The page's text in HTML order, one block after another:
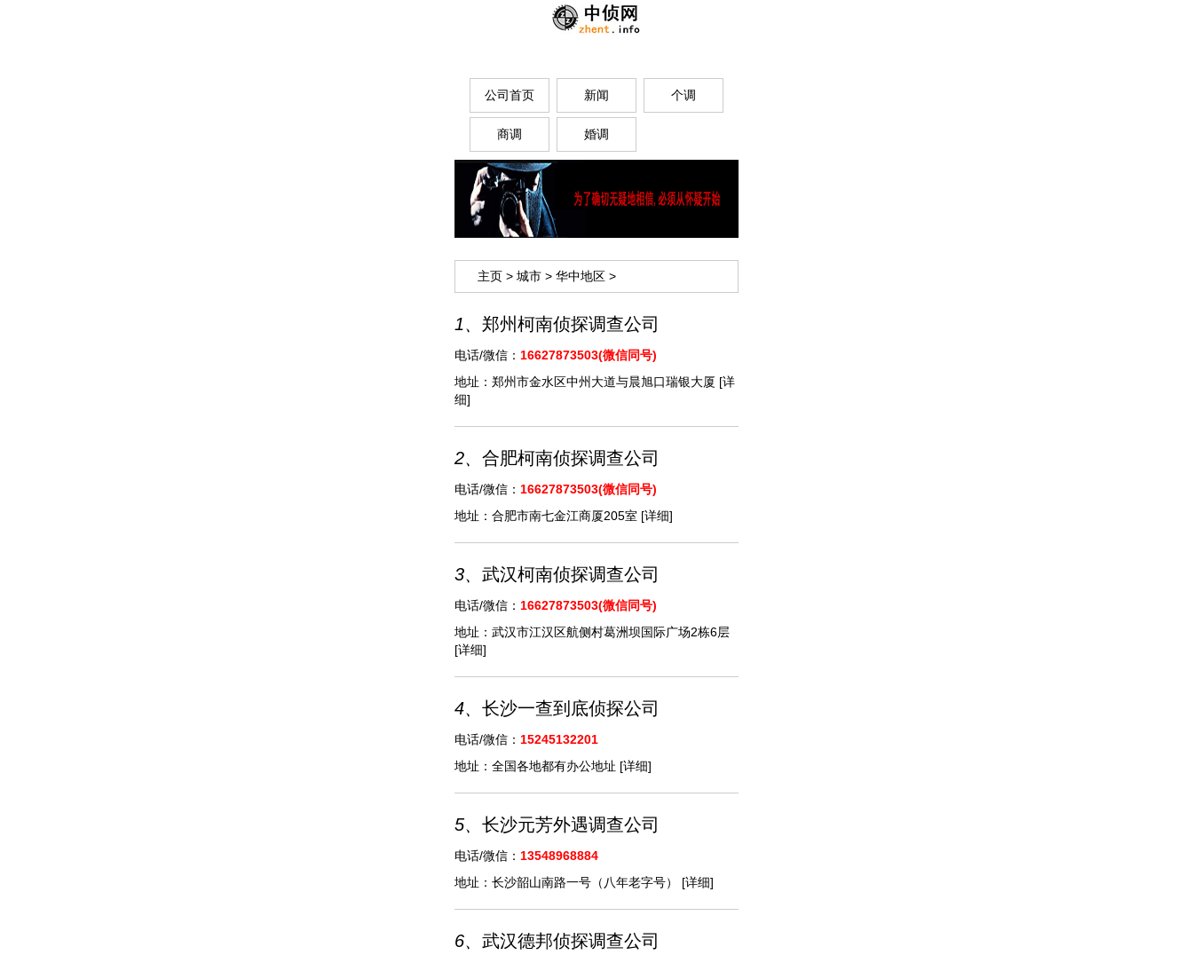
公司首页 新闻 个调
商调 婚调
主页 > 城市 > 华中地区 >
1、 郑州柯南侦探调查公司
电话/微信： 16627873503(微信同号)
地址： 郑州市金水区中州大道与晨旭口瑞银大厦 [详
细]
2、 合肥柯南侦探调查公司
电话/微信： 16627873503(微信同号)
地址： 合肥市南七金江商厦205室 [详细]
3、 武汉柯南侦探调查公司
电话/微信： 16627873503(微信同号)
地址： 武汉市江汉区航侧村葛洲坝国际广场2栋6层
[详细]
4、 长沙一查到底侦探公司
电话/微信： 15245132201
地址： 全国各地都有办公地址 [详细]
5、 长沙元芳外遇调查公司
电话/微信： 13548968884
地址： 长沙韶山南路一号（八年老字号） [详细]
6、 武汉德邦侦探调查公司